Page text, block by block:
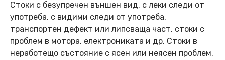
Стоки с безупречен външен вид, с леки следи от
употреба, с видими следи от употреба,
транспортен дефект или липсваща част, стоки с
проблем в мотора, електрониката и др. Стоки в
неработещо състояние с ясен или неясен проблем.